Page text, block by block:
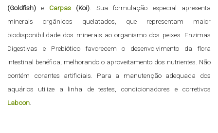
(Goldfish) e Carpas (Koi) . Sua formulação especial apresenta
minerais orgânicos quelatados, que representam maior
biodisponibilidade dos minerais ao organismo dos peixes. Enzimas
Digestivas e Prebiótico favorecem o desenvolvimento da flora
intestinal benéfica, melhorando o aproveitamento dos nutrientes. Não
contém corantes artificiais. Para a manutenção adequada dos
aquários utilize a linha de testes, condicionadores e corretivos
Labcon